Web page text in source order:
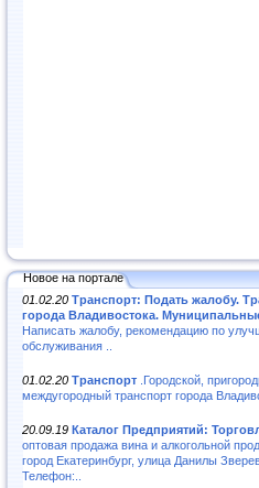
Новое на портале
01.02.20 Транспорт: Подать жалобу.
города Владивостока.
Написать жалобу, рекомендацию по
обслуживания ..
01.02.20 Транспорт .Городской,
междугородный транспорт города
20.09.19 Каталог Предприятий:
оптовая продажа вина и алкогольной
город Екатеринбург, улица Данилы
Телефон:..